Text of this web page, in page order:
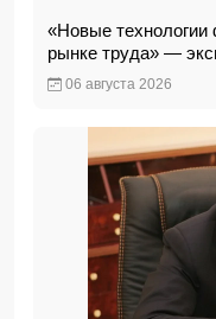
«Новые
рынке труда» —
06 августа 2026